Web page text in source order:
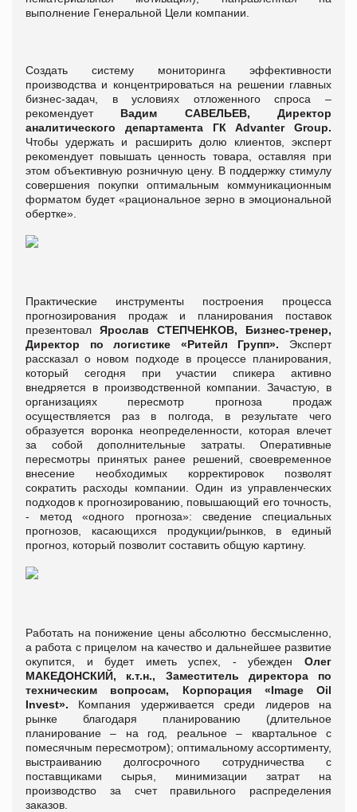
выполнение Генеральной Цели компании.
Создать систему мониторинга эффективности
производства и концентрироваться на решении главных
бизнес-задач, в условиях отложенного спроса –
рекомендует Вадим САВЕЛЬЕВ, Директор
аналитического департамента ГК Advanter Group.
Чтобы удержать и расширить долю клиентов, эксперт
рекомендует повышать ценность товара, оставляя при
этом объективную розничную цену. В поддержку стимулу
совершения покупки оптимальным коммуникационным
форматом будет «рациональное зерно в эмоциональной
обертке».
Практические инструменты построения процесса
прогнозирования продаж и планирования поставок
презентовал Ярослав СТЕПЧЕНКОВ, Бизнес-тренер,
Директор по логистике «Ритейл Групп». Эксперт
рассказал о новом подходе в процессе планирования,
который сегодня при участии спикера активно
внедряется в производственной компании. Зачастую, в
организациях пересмотр прогноза продаж
осуществляется раз в полгода, в результате чего
образуется воронка неопределенности, которая влечет
за собой дополнительные затраты. Оперативные
пересмотры принятых ранее решений, своевременное
внесение необходимых корректировок позволят
сократить расходы компании. Один из управленческих
подходов к прогнозированию, повышающий его точность,
- метод «одного прогноза»: сведение специальных
прогнозов, касающихся продукции/рынков, в единый
прогноз, который позволит составить общую картину.
Работать на понижение цены абсолютно бессмысленно,
а работа с прицелом на качество и дальнейшее развитие
окупится, и будет иметь успех, - убежден Олег
МАКЕДОНСКИЙ, к.т.н., Заместитель директора по
техническим вопросам, Корпорация «Image Oil
Invest». Компания удерживается среди лидеров на
рынке благодаря планированию (длительное
планирование – на год, реальное – квартальное с
помесячным пересмотром); оптимальному ассортименту,
выстраиванию долгосрочного сотрудничества с
поставщиками сырья, минимизации затрат на
производство за счет правильного распределения
заказов.